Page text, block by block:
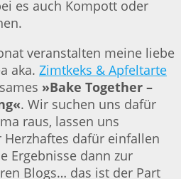
es auch Kompott oder
veranstalten meine liebe
aka. Zimtkeks & Apfeltarte
»Bake Together –
. Wir suchen uns dafür
raus, lassen uns
Herzhaftes dafür einfallen
Ergebnisse dann zur
Blogs… das ist der Part